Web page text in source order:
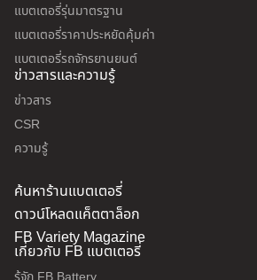
แบตเตอรี่รุ่นมาตรฐาน
แบตเตอรี่ราคาประหยัดคุ้มค่า
แบตเตอรี่รถจักรยานยนต์
ข่าวสารและความรู้
ข่าวสาร
CSR
ความรู้
ค้นหาร้านแบตเตอรี่
ดาวน์โหลดแค็ตตาล็อก
FB Variety Magazine
เกี่ยวกับ FB แบตเตอรี่